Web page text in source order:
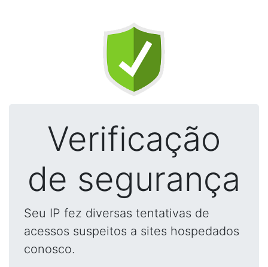
Verificação
de segurança
Seu IP fez diversas tentativas de
acessos suspeitos a sites hospedados
conosco.